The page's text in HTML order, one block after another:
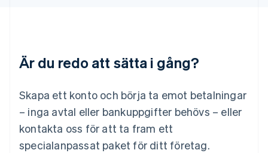
Är du redo att sätta i gång?
Skapa ett konto och börja ta emot betalningar
– inga avtal eller bankuppgifter behövs – eller
kontakta oss för att ta fram ett
specialanpassat paket för ditt företag.
Malaysia
English
Mexiko
Nederländerna
NederlandsEnglish